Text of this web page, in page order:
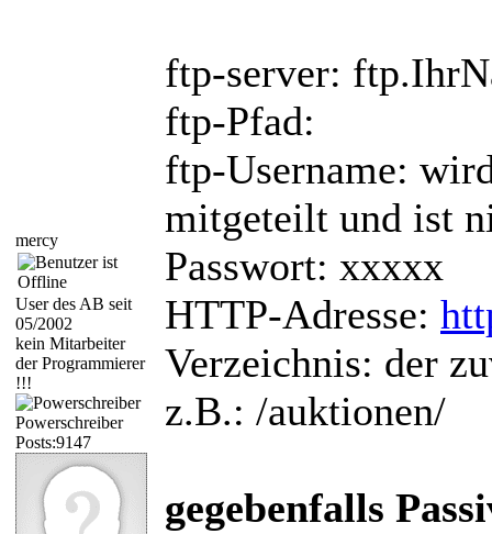
mercy
User des AB seit
05/2002
kein Mitarbeiter
der Programmierer
!!!
Powerschreiber
Posts:9147
ftp-server:
ftp-Pfad:
ftp-Username:
mitgeteilt und ist
Passwort: xxxxx
HTTP-Adresse:
Verzeichnis: der
z.B.: /auktionen/
gegebenfalls